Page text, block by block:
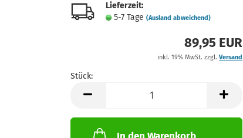
Lieferzeit:
5-7 Tage (Ausland abweichend)
89,95 EUR
inkl. 19% MwSt. zzgl. Versand
Stück:
Stück